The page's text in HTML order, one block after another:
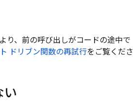
り、前の呼び出しがコードの途中で
ドリブン関数の再試行をご覧くださ
い